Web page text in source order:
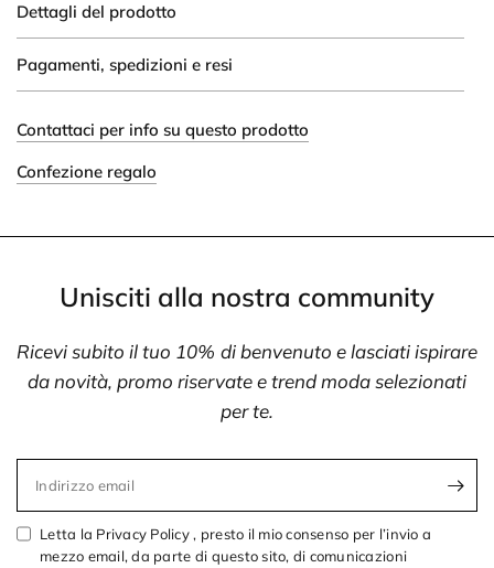
Dettagli del prodotto
Pagamenti, spedizioni e resi
Contattaci per info su questo prodotto
Confezione regalo
Unisciti alla nostra community
Ricevi subito il tuo 10% di benvenuto e lasciati ispirare
da novità, promo riservate e trend moda selezionati
per te.
Indirizzo email
Letta la Privacy Policy , presto il mio consenso per l’invio a
mezzo email, da parte di questo sito, di comunicazioni